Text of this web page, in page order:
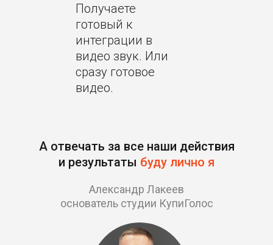
Получаете
готовый к
интеграции в
видео звук. Или
сразу готовое
видео.
А отвечать за все наши действия
и результаты буду лично я
Александр Лакеев
основатель студии КупиГолос